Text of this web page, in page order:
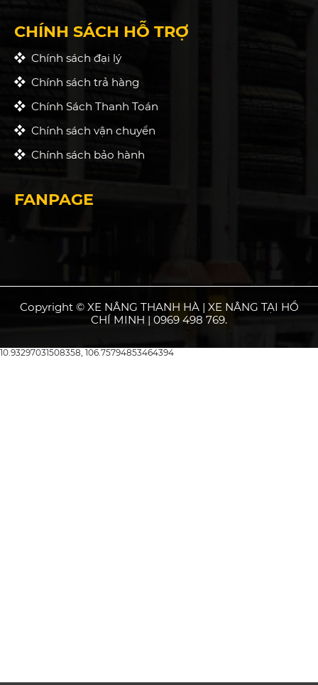
CHÍNH SÁCH HỖ TRỢ
Chính sách đại lý
Chính sách trả hàng
Chính Sách Thanh Toán
Chính sách vận chuyển
Chính sách bảo hành
FANPAGE
Copyright © XE NÂNG THANH HÀ | XE NÂNG TẠI HỒ
CHÍ MINH | 0969 498 769.
10.93297031508358, 106.75794853464394